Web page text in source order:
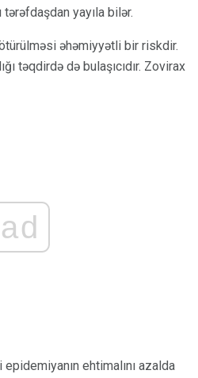
yayıla bilər.
əhəmiyyətli bir riskdir.
təqdirdə də bulaşıcıdır. Zovirax
ad
epidemiyanın ehtimalını azalda